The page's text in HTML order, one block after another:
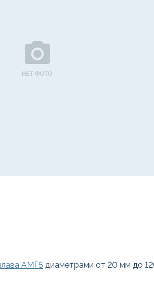
АМГ5 диаметрами от 20 мм до